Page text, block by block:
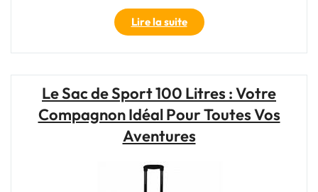
Lire la suite"Transportez
vos
affaires
avec
un
sac
de
Le Sac de Sport 100 Litres : Votre
Compagnon Idéal Pour Toutes Vos
Aventures